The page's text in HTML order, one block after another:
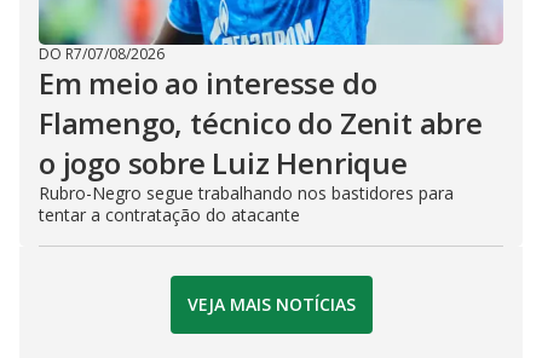
DO R7/07/08/2026
Em meio ao interesse do
Flamengo, técnico do Zenit abre
o jogo sobre Luiz Henrique
Rubro-Negro segue trabalhando nos bastidores para
tentar a contratação do atacante
VEJA MAIS NOTÍCIAS